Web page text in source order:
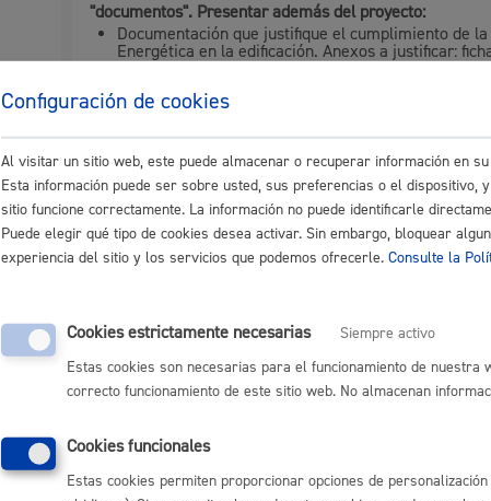
"documentos". Presentar además del proyecto:
Documentación que justifique el cumplimiento de
Energética en la edificación. Anexos a justificar:
NOTA:
Al finalizar la obra, deberá presentarse el
Tamaño máximo anexos:50 Mb
Impuesto sobre Actividades Económicas (IAE)
**Anexo a regir desde el 1 de enero de 2026
Tasas por Licencias Urbanísticas
**Anexo a regir desde el 1 de enero de 2021
Plazo de resolución y
Configuración de cookies
Al visitar un sitio web, este puede almacenar o recuperar información en
Esta información puede ser sobre usted, sus preferencias o el dispositivo,
sitio funcione correctamente. La información no puede identificarle
Puede elegir qué tipo de cookies desea activar. Sin embargo, bloquear
experiencia del sitio y los servicios que podemos ofrecerle. Consulte la
Cookies estrictamente necesarias
Siempre activo
Estas cookies son necesarias para el funcionamiento de nuestra
correcto funcionamiento de este sitio web. No almacenan
Cookies funcionales
Estas cookies permiten proporcionar opciones de